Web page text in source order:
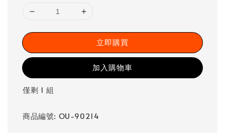
立即購買
加入購物車
僅剩 1 組
商品編號: OU-90214